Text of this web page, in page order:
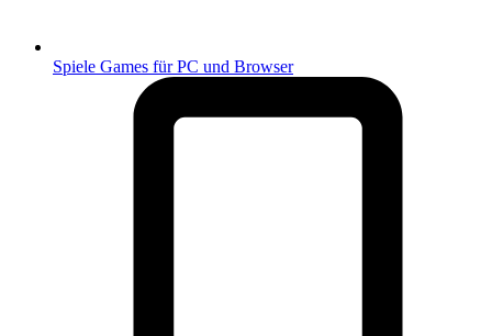
Spiele Games für PC und Browser